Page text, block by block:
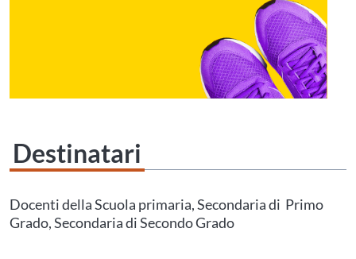
Destinatari
tuo profilo personalePrima di procedere all'iscrizione aggiorna le tue scuole in
Area Personale
Docenti della Scuola primaria, Secondaria di Primo
Grado, Secondaria di Secondo Grado